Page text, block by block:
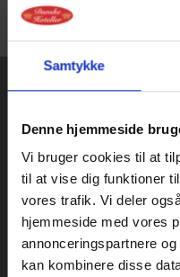
Samtykke
Denne hjemmeside
Vi bruger cookies til at
til at vise dig funktioner
vores trafik. Vi deler
hjemmeside med vores
annonceringspartnere
kan kombinere disse
Tilmeld dig
modtag gode